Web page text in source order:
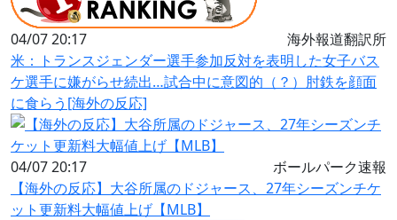
04/07 20:17
海外報道翻訳所
米：トランスジェンダー選手参加反対を表明した女子バス
ケ選手に嫌がらせ続出…試合中に意図的（？）肘鉄を顔面
に食らう[海外の反応]
04/07 20:17
ボールパーク速報
【海外の反応】大谷所属のドジャース、27年シーズンチケ
ット更新料大幅値上げ【MLB】